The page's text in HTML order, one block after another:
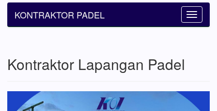
Toggle
KONTRAKTOR PADEL
Kontraktor Lapangan Padel